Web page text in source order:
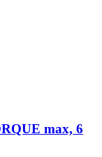
max, 6